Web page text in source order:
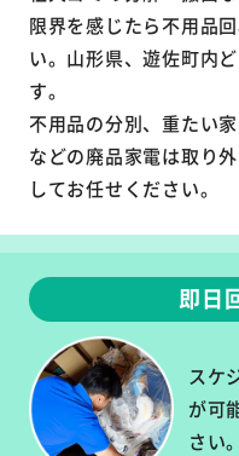
限界を感じたら不用品
い。山形県、遊佐町内
す。
不用品の分別、重たい
などの廃品家電は取り
してお任せください。
即日
スケ
が可
さい。